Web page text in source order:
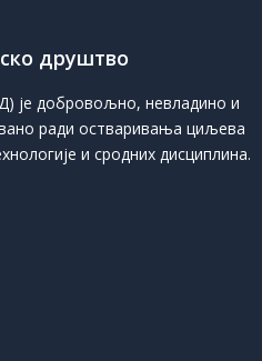
друштво
је добровољно, невладино и
ради остваривања циљева
и сродних дисциплина.